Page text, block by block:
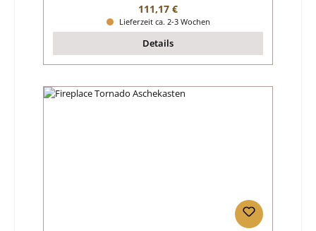
Regulärer Preis:
111,17 €
Lieferzeit ca. 2-3 Wochen
Details